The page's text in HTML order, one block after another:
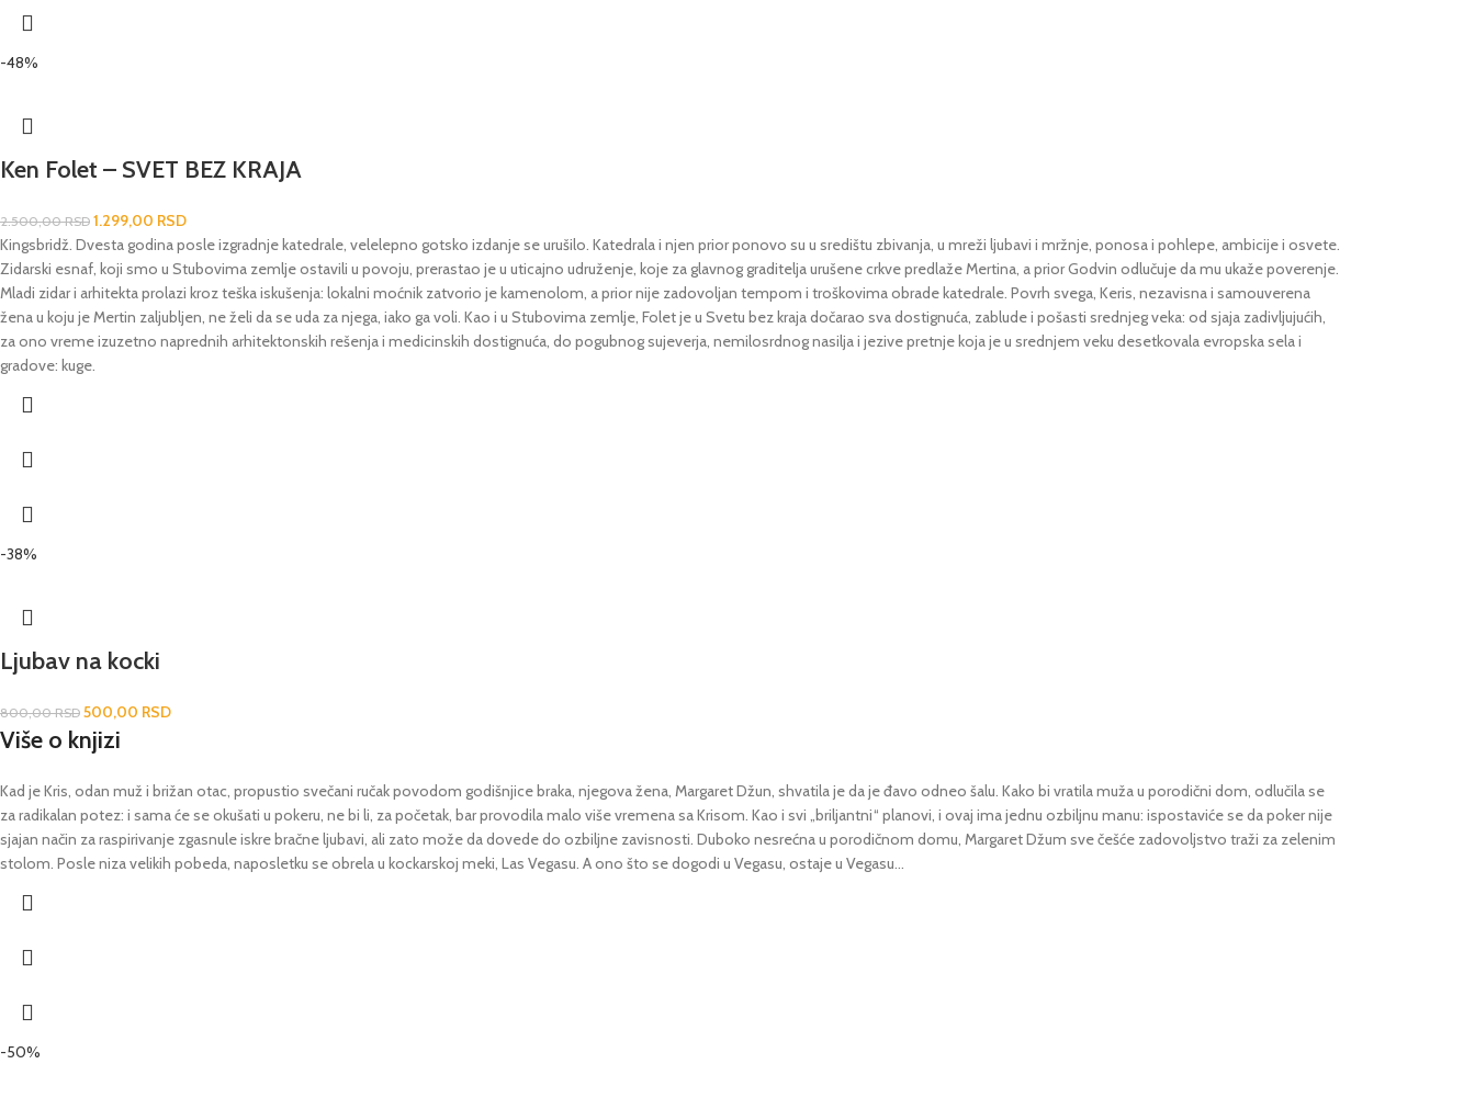
-48%
Ken Folet – SVET BEZ KRAJA
2.500,00RSD 1.299,00 RSD
Kingsbridž. Dvesta godina posle izgradnje katedrale, velelepno gotsko izdanje se urušilo. Katedrala i njen prior ponovo su u središtu zbivanja, u mreži ljubavi i mržnje, ponosa i pohlepe, ambicije i osvete.
Zidarski esnaf, koji smo u Stubovima zemlje ostavili u povoju, prerastao je u uticajno udruženje, koje za glavnog graditelja urušene crkve predlaže Mertina, a prior Godvin odlučuje da mu ukaže poverenje.
Mladi zidar i arhitekta prolazi kroz teška iskušenja: lokalni moćnik zatvorio je kamenolom, a prior nije zadovoljan tempom i troškovima obrade katedrale. Povrh svega, Keris, nezavisna i samouverena
žena u koju je Mertin zaljubljen, ne želi da se uda za njega, iako ga voli. Kao i u Stubovima zemlje, Folet je u Svetu bez kraja dočarao sva dostignuća, zablude i pošasti srednjeg veka: od sjaja zadivljujućih,
za ono vreme izuzetno naprednih arhitektonskih rešenja i medicinskih dostignuća, do pogubnog sujeverja, nemilosrdnog nasilja i jezive pretnje koja je u srednjem veku desetkovala evropska sela i
gradove: kuge.
-38%
Ljubav na kocki
800,00RSD 500,00 RSD
Više o knjizi
Kad je Kris, odan muž i brižan otac, propustio svečani ručak povodom godišnjice braka, njegova žena, Margaret Džun, shvatila je da je đavo odneo šalu. Kako bi vratila muža u porodični dom, odlučila se
za radikalan potez: i sama će se okušati u pokeru, ne bi li, za početak, bar provodila malo više vremena sa Krisom. Kao i svi „briljantni“ planovi, i ovaj ima jednu ozbiljnu manu: ispostaviće se da poker nije
sjajan način za raspirivanje zgasnule iskre bračne ljubavi, ali zato može da dovede do ozbiljne zavisnosti. Duboko nesrećna u porodičnom domu, Margaret Džum sve češće zadovoljstvo traži za zelenim
stolom. Posle niza velikih pobeda, naposletku se obrela u kockarskoj meki, Las Vegasu. A ono što se dogodi u Vegasu, ostaje u Vegasu...
-50%